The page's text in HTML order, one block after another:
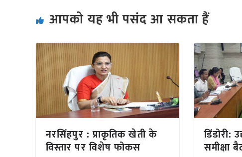
आपको यह भी पसंद आ सकता हैं
नरसिंहपुर : प्राकृतिक खेती के
विस्तार पर विशेष फोकस
डिंडोरी:
समीक्षा